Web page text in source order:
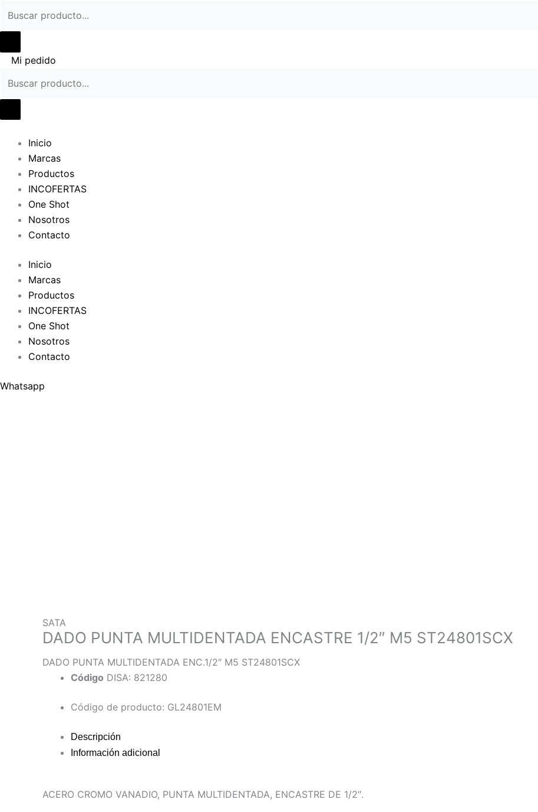
Mi pedido
Inicio
Marcas
Productos
INCOFERTAS
One Shot
Nosotros
Contacto
Inicio
Marcas
Productos
INCOFERTAS
One Shot
Nosotros
Contacto
Whatsapp
SATA
DADO PUNTA MULTIDENTADA ENCASTRE 1/2″ M5 ST24801SCX
DADO PUNTA MULTIDENTADA ENC.1/2″ M5 ST24801SCX
Código DISA: 821280
Código de producto: GL24801EM
Descripción
Información adicional
ACERO CROMO VANADIO, PUNTA MULTIDENTADA, ENCASTRE DE 1/2″.